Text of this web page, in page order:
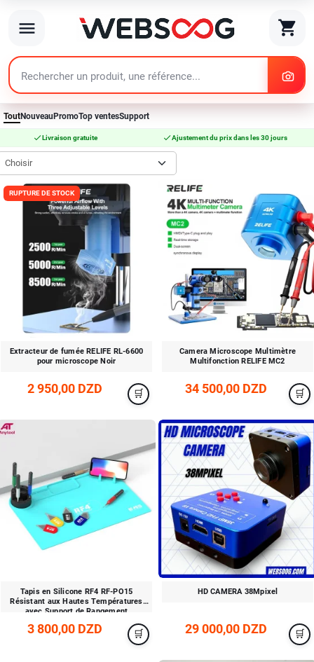
menu shopping_cart
search
ToutNouveau PromoTop ventesSupport
checkLivraison gratuite checkAjustement du prix dans les 30 jours
Choisir
RUPTURE DE STOCK
Extracteur de fumée RELIFE RL-6600
pour microscope Noir
2 950,00 DZD
Camera Microscope Multimètre
Multifonction RELIFE MC2
34 500,00 DZD
Tapis en Silicone RF4 RF-PO15
Résistant aux Hautes Températures
avec Support de Rangement
3 800,00 DZD
HD CAMERA 38Mpixel
29 000,00 DZD